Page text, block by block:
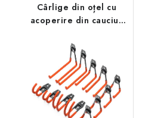
Cârlige din oțel cu
acoperire din cauciuc
de 12 bucăți